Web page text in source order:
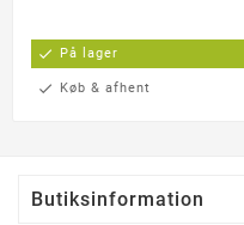
check På lager
check Køb & afhent
Butiksinformation